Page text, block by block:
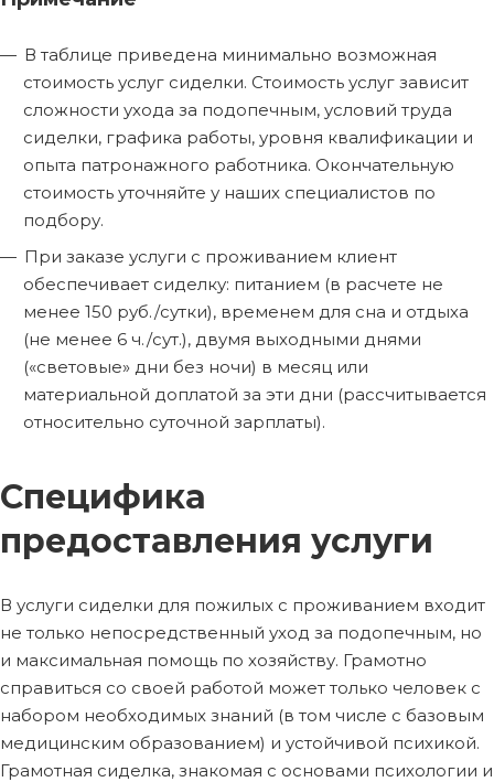
В таблице приведена минимально возможная
стоимость услуг сиделки. Стоимость услуг зависит
сложности ухода за подопечным, условий труда
сиделки, графика работы, уровня квалификации и
опыта патронажного работника. Окончательную
стоимость уточняйте у наших специалистов по
подбору.
При заказе услуги с проживанием клиент
обеспечивает сиделку: питанием (в расчете не
менее 150 руб./сутки), временем для сна и отдыха
(не менее 6 ч./сут.), двумя выходными днями
(«световые» дни без ночи) в месяц или
материальной доплатой за эти дни (рассчитывается
относительно суточной зарплаты).
Специфика
предоставления услуги
В услуги сиделки для пожилых с проживанием входит
не только непосредственный уход за подопечным, но
и максимальная помощь по хозяйству. Грамотно
справиться со своей работой может только человек с
набором необходимых знаний (в том числе с базовым
медицинским образованием) и устойчивой психикой.
Грамотная сиделка, знакомая с основами психологии и